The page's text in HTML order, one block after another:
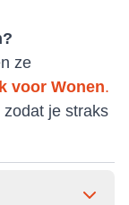
ze
voor Wonen.
je straks